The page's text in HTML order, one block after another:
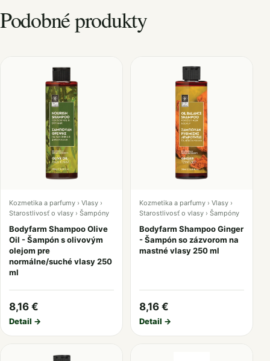
Podobné produkty
Kozmetika a parfumy › Vlasy ›
Starostlivosť o vlasy › Šampóny
Bodyfarm Shampoo Olive
Oil - Šampón s olivovým
olejom pre
normálne/suché vlasy 250
ml
8,16 €
Detail →
Kozmetika a parfumy › Vlasy ›
Starostlivosť o vlasy › Šampóny
Bodyfarm Shampoo Ginger
- Šampón so zázvorom na
mastné vlasy 250 ml
8,16 €
Detail →